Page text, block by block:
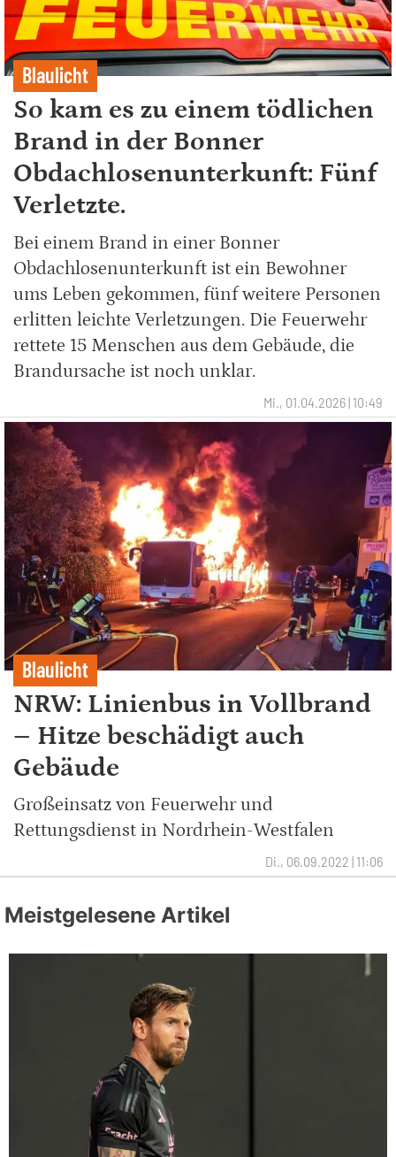
Blaulicht
So kam es zu einem tödlichen
Brand in der Bonner
Obdachlosenunterkunft: Fünf
Verletzte.
Bei einem Brand in einer Bonner
Obdachlosenunterkunft ist ein Bewohner
ums Leben gekommen, fünf weitere Personen
erlitten leichte Verletzungen. Die Feuerwehr
rettete 15 Menschen aus dem Gebäude, die
Brandursache ist noch unklar.
Mi., 01.04.2026 | 10:49
Blaulicht
NRW: Linienbus in Vollbrand
– Hitze beschädigt auch
Gebäude
Großeinsatz von Feuerwehr und
Rettungsdienst in Nordrhein-Westfalen
Di., 06.09.2022 | 11:06
Meistgelesene Artikel